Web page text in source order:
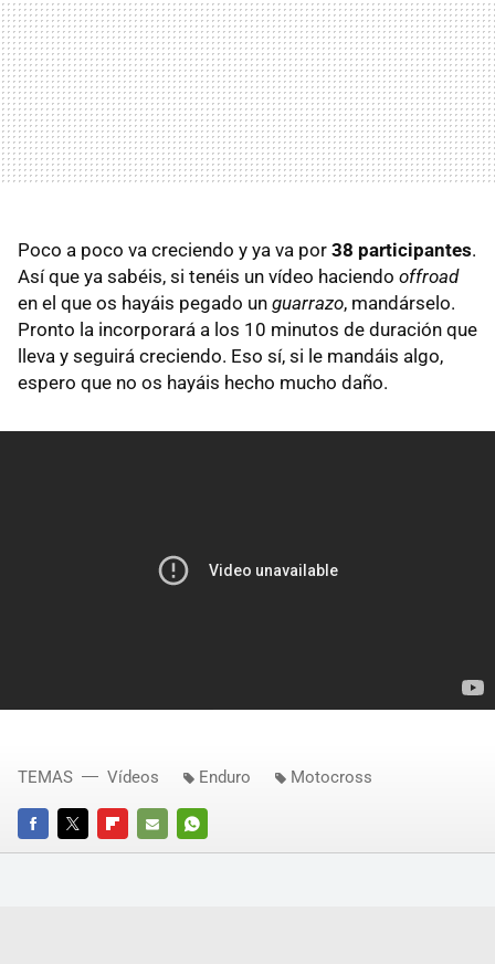
Poco a poco va creciendo y ya va por 38 participantes.
Así que ya sabéis, si tenéis un vídeo haciendo offroad
en el que os hayáis pegado un guarrazo, mandárselo.
Pronto la incorporará a los 10 minutos de duración que
lleva y seguirá creciendo. Eso sí, si le mandáis algo,
espero que no os hayáis hecho mucho daño.
FACEBOOKTWITTERFLIPBOARD
E-
WHATSAPP
TEMAS Vídeos Enduro Motocross